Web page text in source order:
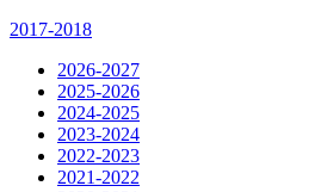
2017-2018
2026-2027
2025-2026
2024-2025
2023-2024
2022-2023
2021-2022